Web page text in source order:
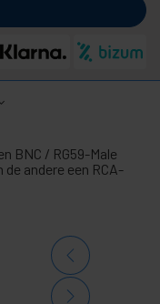
BNC / RG59-Male
andere een RCA-